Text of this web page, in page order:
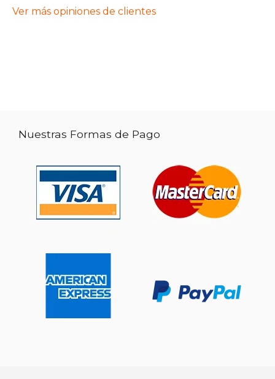
Ver más opiniones de clientes
Nuestras Formas de Pago